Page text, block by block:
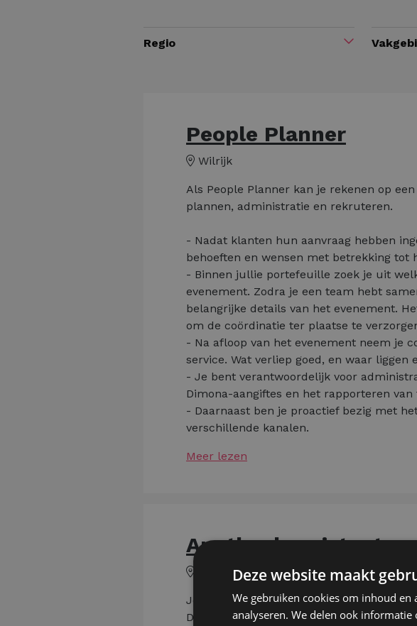
Regio
People Planner
Wilrijk
Als People Planner kan je rekenen op
plannen, administratie en rekruteren.
- Nadat klanten hun aanvraag hebben
behoeften en wensen met betrekking tot
- Binnen jullie portefeuille zoek je uit
evenement. Zodra je een team hebt
belangrijke details van het evenement.
om de coördinatie ter plaatse te
- Na afloop van het evenement neem je
service. Wat verliep goed, en waar
- Je bent verantwoordelijk voor
Dimona-aangiftes en het rapporteren van
- Daarnaast ben je proactief bezig met
verschillende kanalen.
Meer lezen
Apotheekassistent
Zandhoven
Je diploma farmaceutisch-technisch
Dan kan je meteen aan de slag als
Deze website maakt
We gebruiken cookies om inhoud
analyseren. We delen ook